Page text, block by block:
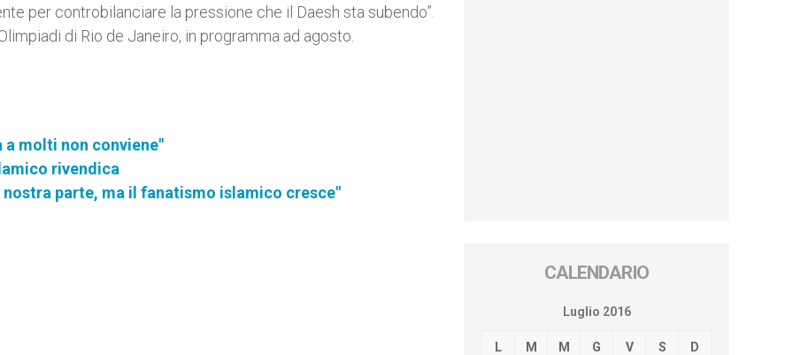
per controbilanciare la pressione che il Daesh sta subendo”.
di Rio de Janeiro, in programma ad agosto.
a molti non conviene"
rivendica
parte, ma il fanatismo islamico cresce"
CALENDARIO
Luglio 2016
L M M G V S D